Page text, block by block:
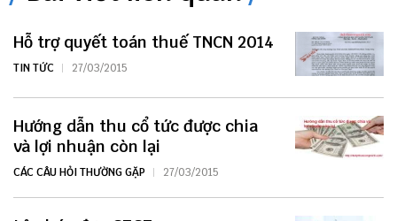
Hỗ trợ quyết toán thuế TNCN 2014
TIN TỨC 27/03/2015
Hướng dẫn thu cổ tức được chia
và lợi nhuận còn lại
CÁC CÂU HỎI THƯỜNG GẶP 27/03/2015